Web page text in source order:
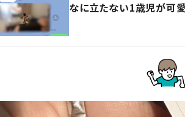
なに立たない1歳児が可